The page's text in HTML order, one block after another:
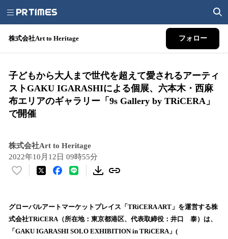
株式会社Art to Heritage フォロー
子どもから大人まで世代を超えて愛されるアーティ
ストGAKU IGARASHIによる個展、六本木・西麻
布エリアのギャラリー「9s Gallery by TRiCERA」
で開催
株式会社Art to Heritage
2022年10月12日 09時55分
い
！
数
を
グローバルアートマーケットプレイス「TRiCERA ART」を運営する株
式会社TRiCERA（所在地：東京都港区、代表取締役：井口 泰）は、
「GAKU IGARASHI SOLO EXHIBITION in TRiCERA」(